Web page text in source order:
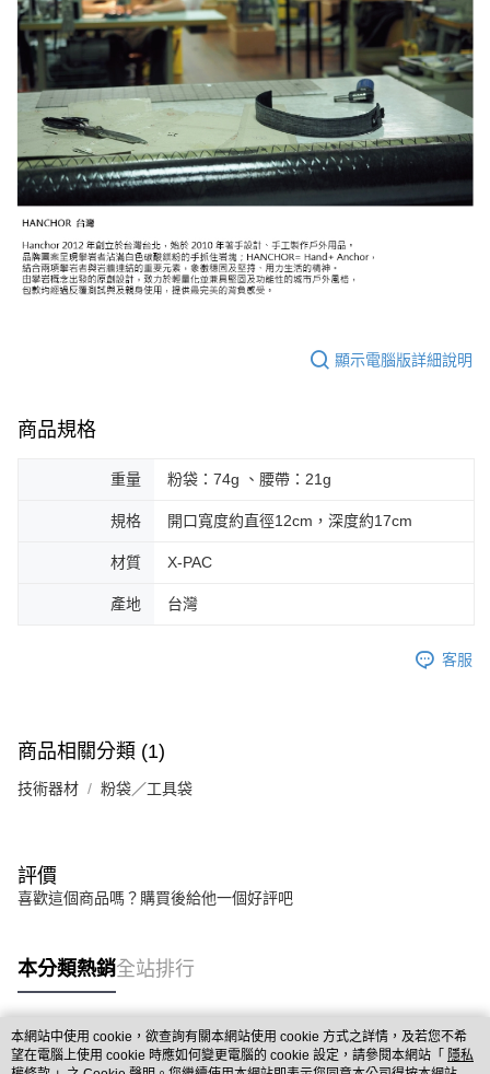
顯示電腦版詳細說明
商品規格
重量 粉袋：74g 、腰帶：21g
規格 開口寬度約直徑12cm，深度約17cm
材質 X-PAC
產地 台灣
客服
商品相關分類 (1)
技術器材 粉袋／工具袋
評價
喜歡這個商品嗎？購買後給他一個好評吧
本分類熱銷全站排行
熱門標籤
本網站中使用 cookie，欲查詢有關本網站使用 cookie 方式之詳情，及若您不希
望在電腦上使用 cookie 時應如何變更電腦的 cookie 設定，請參閱本網站「 隱私